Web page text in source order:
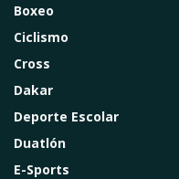
Boxeo
Ciclismo
Cross
Dakar
Deporte Escolar
Duatlón
E-Sports